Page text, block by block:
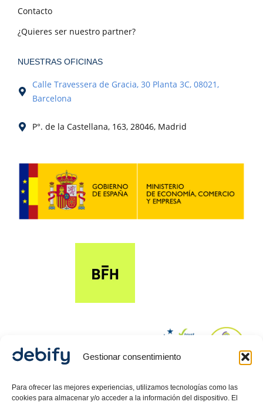
Gestionar consentimiento
Para ofrecer las mejores experiencias, utilizamos tecnologías como las
cookies para almacenar y/o acceder a la información del dispositivo. El
Contacto
¿Quieres ser nuestro partner?
NUESTRAS OFICINAS
Calle Travessera de Gracia, 30 Planta 3C, 08021,
Barcelona
P°. de la Castellana, 163, 28046, Madrid
© 2024 Debify – Derechos reservados.